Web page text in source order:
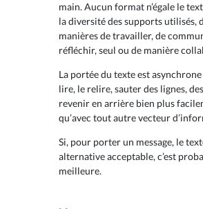
main. Aucun format n’égale le
la diversité des supports utilisés,
manières de travailler, de
réfléchir, seul ou de manière
La portée du texte est
lire, le relire, sauter des lignes,
revenir en arrière bien plus
qu’avec tout autre vecteur
Si, pour porter un message, le
alternative acceptable, c’est
meilleure.